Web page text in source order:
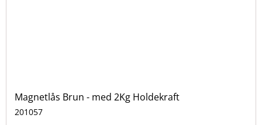
Magnetlås Brun - med 2Kg Holdekraft
201057